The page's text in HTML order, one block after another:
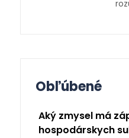
Obľúbené
Aký zmysel má
hospodárskych